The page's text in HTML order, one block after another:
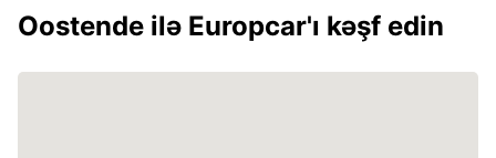
Oostende ilə Europcar'ı kəşf edin